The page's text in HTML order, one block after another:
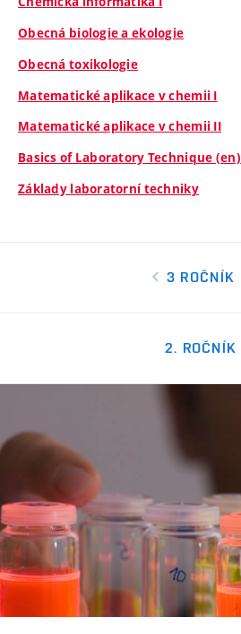
Obecná biologie a ekologie
Obecná toxikologie
Matematické aplikace v chemii I
Matematické aplikace v chemii II
Basics of Laboratory Technique (en)
Základy laboratorní techniky
3 ROČNÍK
2. ROČNÍK